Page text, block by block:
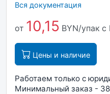
Вся документация
от 10,15 BYN/упак с
Цены и наличие
Работаем только с
Минимальный заказ - 38